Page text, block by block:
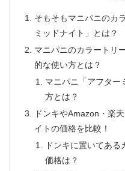
そもそもマニパニのカ
ミッドナイト」とは？
マニパニのカラートリ
的な使い方とは？
マニパニ「アフター
方とは？
ドンキやAmazon・楽
イトの価格を比較！
ドンキに置いてあ
価格は？